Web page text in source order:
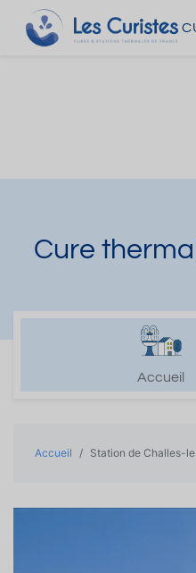
Cure
Accueil
Accueil Station de Challes-